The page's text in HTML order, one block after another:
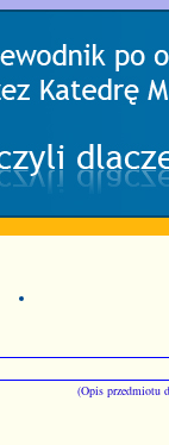
(Opis przedmiotu